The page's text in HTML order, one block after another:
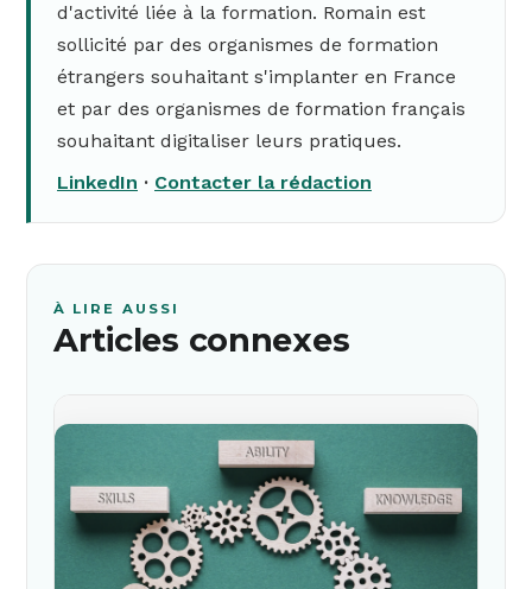
d'activité liée à la formation. Romain est
sollicité par des organismes de formation
étrangers souhaitant s'implanter en France
et par des organismes de formation français
souhaitant digitaliser leurs pratiques.
LinkedIn · Contacter la rédaction
À LIRE AUSSI
Articles connexes